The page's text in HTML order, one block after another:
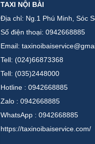
TAXI NỘI BÀI
Địa chỉ: Ng.1 Phú Minh, Sóc
Số điện thoại: 0942668885
Email:
Tell: (024)66873368
Tell: (035)2448000
Hotline : 0942668885
Zalo : 0942668885
WhatsApp : 0942668885
https://taxinoibaiservice.com/